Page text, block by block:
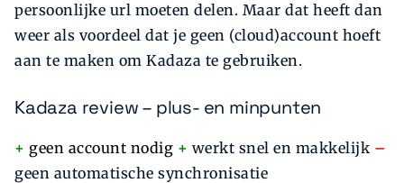
persoonlijke url moeten delen. Maar dat heeft dan
weer als voordeel dat je geen (cloud)account hoeft
aan te maken om Kadaza te gebruiken.
Kadaza review – plus- en minpunten
+ geen account nodig + werkt snel en makkelijk –
geen automatische synchronisatie